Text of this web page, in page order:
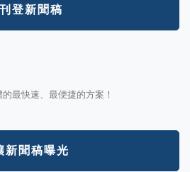
刊登新聞稿
最快速、最便捷的方案！
新聞稿曝光